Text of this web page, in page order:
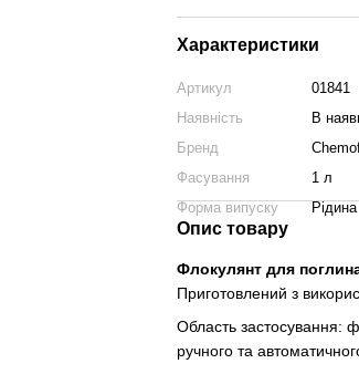
Характеристики
Артикул
01841
Наявність
В
Бренд
Фасування
1 л
Форма випуску
Рідина
Опис товару
Флокулянт для
Приготовлений з
Область застосування:
ручного та